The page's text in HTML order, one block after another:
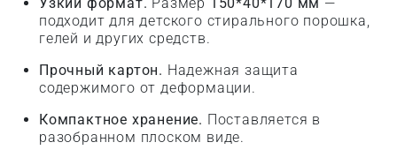
Узкий формат. Размер 150*40*170 мм —
подходит для детского стирального порошка,
гелей и других средств.
Прочный картон. Надежная защита
содержимого от деформации.
Компактное хранение. Поставляется в
разобранном плоском виде.